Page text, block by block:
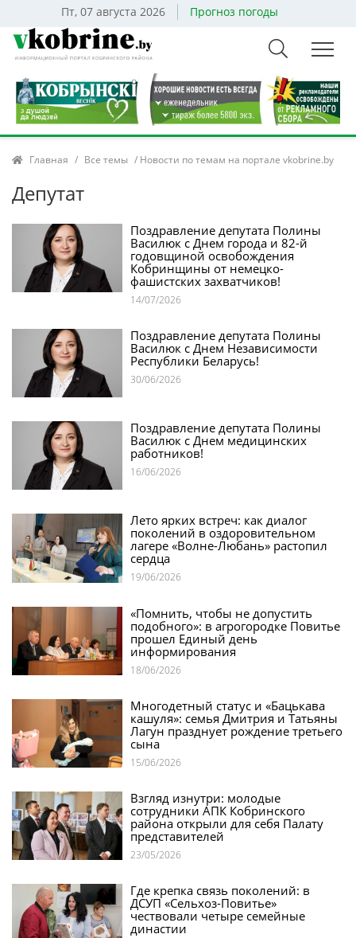
Пт, 07 августа 2026 Прогноз погоды
Главная / Все темы / Новости по темам на портале vkobrine.by
Депутат
14/07/2026
Поздравление депутата Полины
Василюк с Днем города и 82-й
годовщиной освобождения
Кобринщины от немецко-
фашистских захватчиков!
30/06/2026
Поздравление депутата Полины
Василюк с Днем Независимости
Республики Беларусь!
16/06/2026
Поздравление депутата Полины
Василюк с Днем медицинских
работников!
19/06/2026
Лето ярких встреч: как диалог
поколений в оздоровительном
лагере «Волне-Любань» растопил
сердца
18/06/2026
«Помнить, чтобы не допустить
подобного»: в агрогородке Повитье
прошел Единый день
информирования
15/06/2026
Многодетный статус и «Бацькава
кашуля»: семья Дмитрия и Татьяны
Лагун празднует рождение третьего
сына
23/05/2026
Взгляд изнутри: молодые
сотрудники АПК Кобринского
района открыли для себя Палату
представителей
Где крепка связь поколений: в
ДСУП «Сельхоз-Повитье»
чествовали четыре семейные
династии